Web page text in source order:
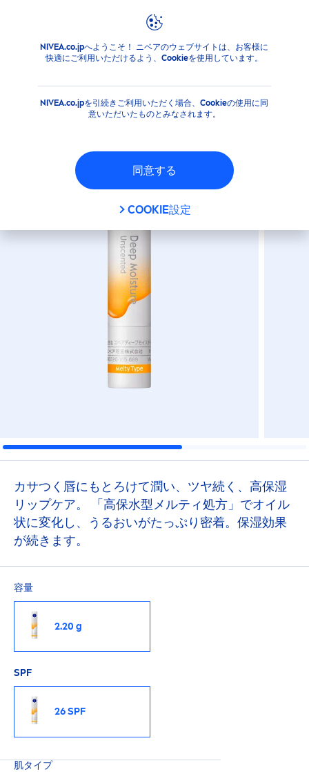
NIVEA.co.jpへようこそ！ ニベアのウェブサイトは、お客様に
快適にご利用いただけるよう、Cookieを使用しています。
NIVEA.co.jpを引続きご利用いただく場合、Cookieの使用に同
意いただいたものとみなされます。
同意する
COOKIE設定
商品 フェイス リップケア リップケアスティック
ニベア ディープモイスチャー
リップ（メルティタイプ）無香
料
カサつく唇にもとろけて潤い、ツヤ続く、高保湿
リップケア。 「高保水型メルティ処方」でオイル
状に変化し、うるおいがたっぷり密着。保湿効果
が続きます。
容量
2.20 g
SPF
26 SPF
肌タイプ